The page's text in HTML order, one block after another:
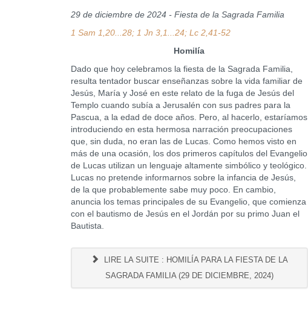
29 de diciembre de 2024 - Fiesta de la Sagrada Familia
1 Sam 1,20...28; 1 Jn 3,1...24; Lc 2,41-52
Homilía
Dado que hoy celebramos la fiesta de la Sagrada Familia,
resulta tentador buscar enseñanzas sobre la vida familiar de
Jesús, María y José en este relato de la fuga de Jesús del
Templo cuando subía a Jerusalén con sus padres para la
Pascua, a la edad de doce años. Pero, al hacerlo, estaríamos
introduciendo en esta hermosa narración preocupaciones
que, sin duda, no eran las de Lucas. Como hemos visto en
más de una ocasión, los dos primeros capítulos del Evangelio
de Lucas utilizan un lenguaje altamente simbólico y teológico.
Lucas no pretende informarnos sobre la infancia de Jesús,
de la que probablemente sabe muy poco. En cambio,
anuncia los temas principales de su Evangelio, que comienza
con el bautismo de Jesús en el Jordán por su primo Juan el
Bautista.
LIRE LA SUITE : HOMILÍA PARA LA FIESTA DE LA
SAGRADA FAMILIA (29 DE DICIEMBRE, 2024)